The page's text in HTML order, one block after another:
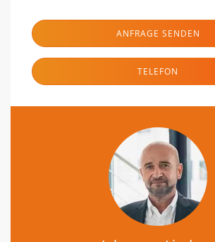
ANFRAGE SENDEN
TELEFON